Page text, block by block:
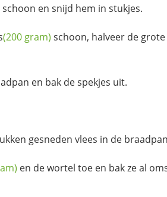
schoon en snijd hem in stukjes.
(200 gram) schoon, halveer de grote
en bak de spekjes uit.
gesneden vlees in de
en de wortel toe en bak ze al